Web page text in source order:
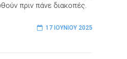
πριν πάνε διακοπές.
17 ΙΟΥΝΊΟΥ 2025